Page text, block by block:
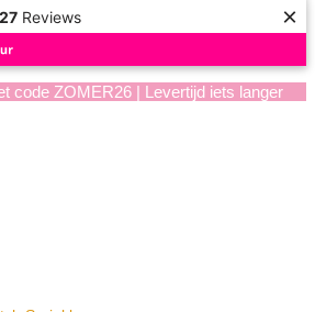
Reviews ×
code ZOMER26 | Levertijd iets langer